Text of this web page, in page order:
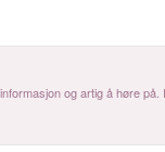
og artig å høre